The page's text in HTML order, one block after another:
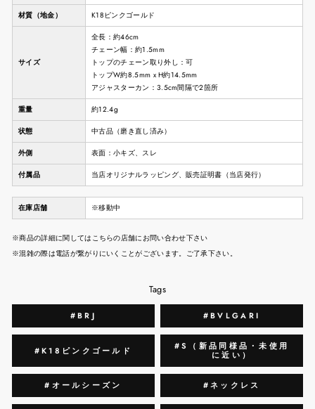
材質（地金） K18ピンクゴールド
サイズ
全長：約46cm
チェーン幅：約1.5mm
トップのチェーン取り外し：可
トップW約8.5mm x H約14.5mm
アジャスターカン：3.5cm間隔で2箇所
重量 約12.4g
状態 中古品（磨き直し済み）
外側 表面：小キズ、スレ
付属品 当店オリジナルラッピング、販売証明書（当店発行）
在庫店舗 ※移動中
※商品の詳細に関してはこちらの店舗にお問い合わせ下さい
※混雑の際は電話が繋がりにいくことがございます。ご了承下さい。
Tags
#BRJ #BVLGARI
#K18ピンクゴールド
#S（新品同様品・未使用
に近い）
#オールシーズン #ネックレス